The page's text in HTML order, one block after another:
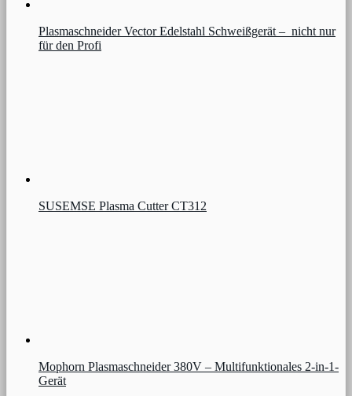
Plasmaschneider Vector Edelstahl Schweißgerät – nicht nur
für den Profi
SUSEMSE Plasma Cutter CT312
Mophorn Plasmaschneider 380V – Multifunktionales 2-in-1-
Gerät